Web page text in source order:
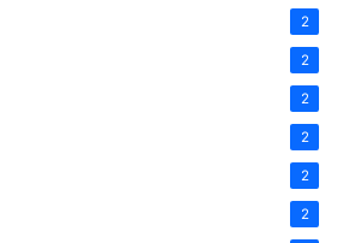
2
2
2
2
2
2